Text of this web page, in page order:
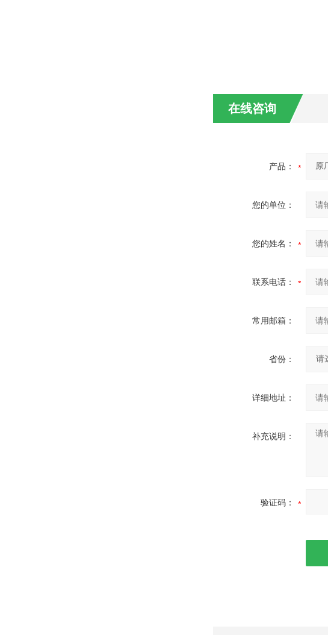
在线咨询
产品：
您的单位：
您的姓名：
联系电话：
常用邮箱：
省份：
详细地址：
补充说明：
验证码：